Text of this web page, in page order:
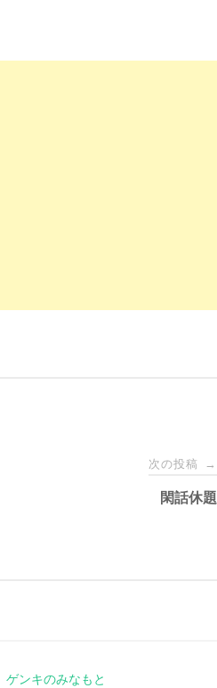
次の投稿 →
閑話休題
ゲンキのみなもと